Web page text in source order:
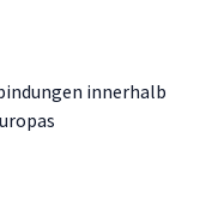
innerhalb